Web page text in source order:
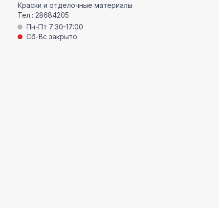
Краски и отделочные материалы
Тел.: 28684205
Пн-Пт 7:30-17:00
Сб-Вс закрыто